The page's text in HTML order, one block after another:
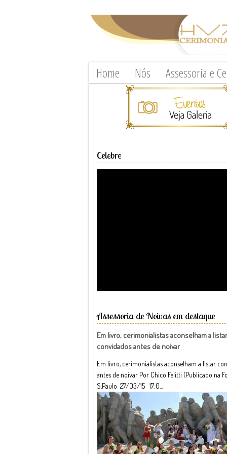
Home Nós Assessoria e
Celebre
Assessoria de Noivas em destaque
Em livro, cerimonialistas aconselham a listar
convidados antes de noivar
Em livro, cerimonialistas aconselham a listar
antes de noivar Por Chico Felitti (Publicado na
S.Paulo 27/03/15 17:0...